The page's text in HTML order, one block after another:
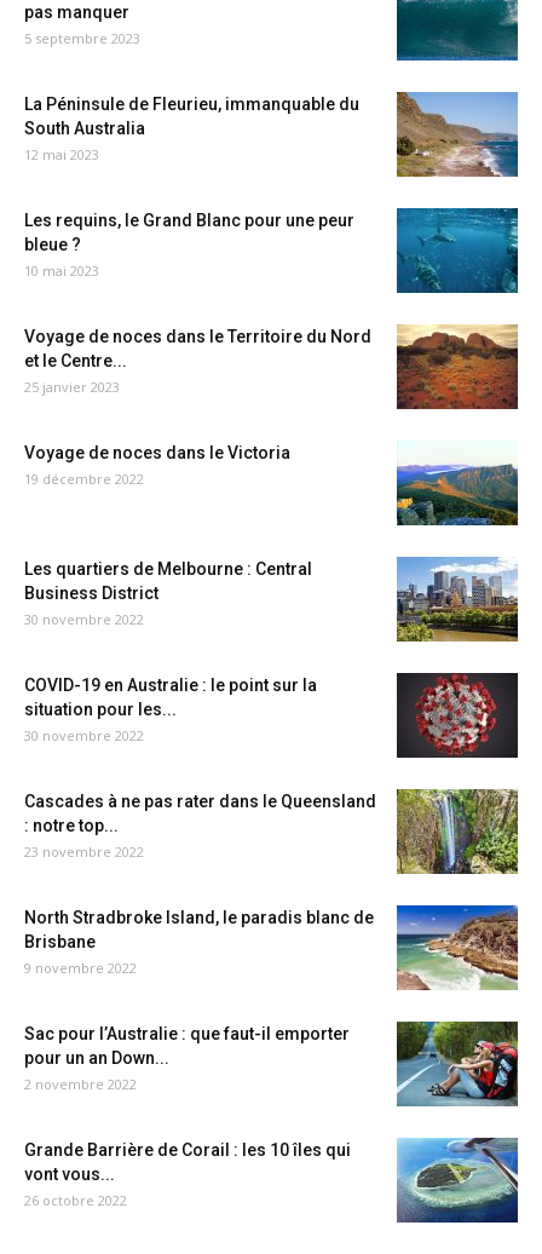
pas manquer
5 septembre 2023
La Péninsule de Fleurieu, immanquable du
South Australia
12 mai 2023
Les requins, le Grand Blanc pour une peur
bleue ?
10 mai 2023
Voyage de noces dans le Territoire du Nord
et le Centre...
25 janvier 2023
Voyage de noces dans le Victoria
19 décembre 2022
Les quartiers de Melbourne : Central
Business District
30 novembre 2022
COVID-19 en Australie : le point sur la
situation pour les...
30 novembre 2022
Cascades à ne pas rater dans le Queensland
: notre top...
23 novembre 2022
North Stradbroke Island, le paradis blanc de
Brisbane
9 novembre 2022
Sac pour l’Australie : que faut-il emporter
pour un an Down...
2 novembre 2022
Grande Barrière de Corail : les 10 îles qui
vont vous...
26 octobre 2022